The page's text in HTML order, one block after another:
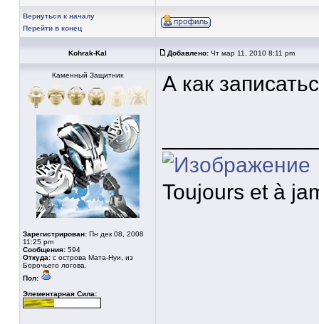
Вернуться к началу
Перейти в конец
Kohrak-Kal Добавлено: Чт мар 11, 2010 8:11 pm
Каменный Защитник
Зарегистрирован: Пн дек 08, 2008
11:25 pm
Сообщения: 594
Откуда: с острова Мата-Нуи, из
Борочьего логова.
Пол:
Элементарная Сила:
А как
Toujours et à